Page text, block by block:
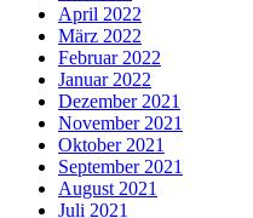
April 2022
März 2022
Februar 2022
Januar 2022
Dezember 2021
November 2021
Oktober 2021
September 2021
August 2021
Juli 2021